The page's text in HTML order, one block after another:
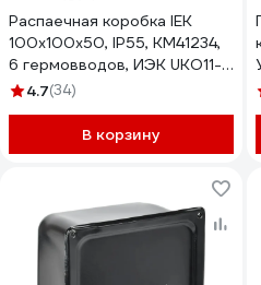
Распаечная коробка IEK
100x100x50, IP55, КМ41234,
6 гермовводов, ИЭК UKO11-
100-100-050-K41-55
4.7(34)
В корзину